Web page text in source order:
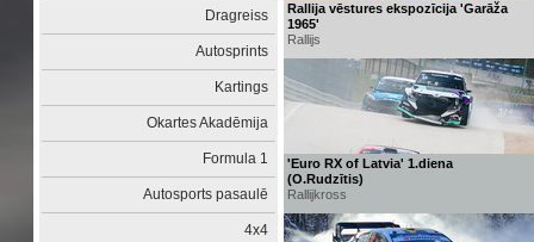
Dragreiss
Autosprints
Kartings
Okartes Akadēmija
Formula 1
Autosports pasaulē
4x4
Rallija vēstures ekspozīcija 'Garāža
1965'
Rallijs
'Euro RX of Latvia' 1.diena
(O.Rudzītis)
Rallijkross